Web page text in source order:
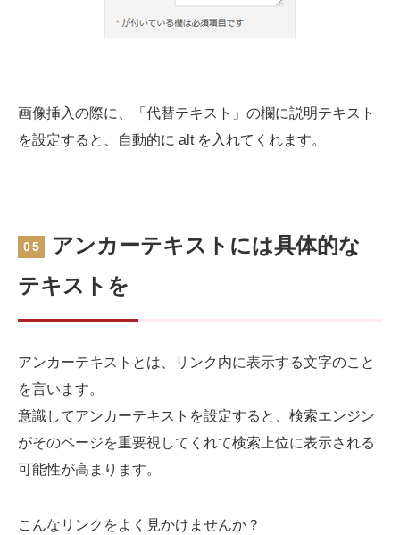
画像挿入の際に、「代替テキスト」の欄に説明テキスト
を設定すると、自動的に alt を入れてくれます。
05
アンカーテキストには具体的な
テキストを
アンカーテキストとは、リンク内に表示する文字のこと
を言います。
意識してアンカーテキストを設定すると、検索エンジン
がそのページを重要視してくれて検索上位に表示される
可能性が高まります。
こんなリンクをよく見かけませんか？